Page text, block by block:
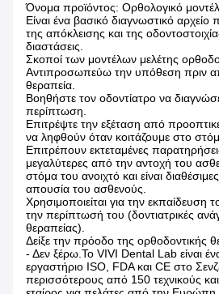
Όνομα προϊόντος: Ορθολογικό
Είναι ένα βασικό διαγνωστικό
της απόκλεισης και της
διαστάσεις.
Σκοποί των μοντέλων μελέτης
Αντιπροσωπεύω την υπόθεση πριν
θεραπεία.
Βοηθήστε τον οδοντίατρο να
περίπτωση.
Επιτρέψτε την εξέταση από
να ληφθούν όταν κοιτάζουμε στο
Επιτρέπουν εκτεταμένες
μεγαλύτερες από την αντοχή του
στόμα του ανοιχτό και είναι
απουσία του ασθενούς.
Χρησιμοποιείται για την εκπαίδευση
την περίπτωσή του (δοντιατρικές
θεραπείας).
Δείξε την πρόοδο της ορθοδοντικής
- Δεν ξέρω. Το VIVI Dental Lab είναι
εργαστήριο ISO, FDA και CE στο
περισσότερους από 150 τεχνικούς